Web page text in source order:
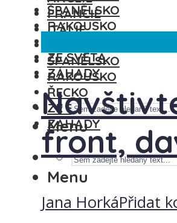
FRANCIE
ITÁLIE
ŠPANĚLSKO
RAKOUSKO
ŘECKO
ZE SVĚTA
ZÁHADY
Menu
ŠPANĚLSKO
RAKOUSKO
ZE SVĚTA
ZÁHADY
Menu
front,
Jana HorkáPřidat